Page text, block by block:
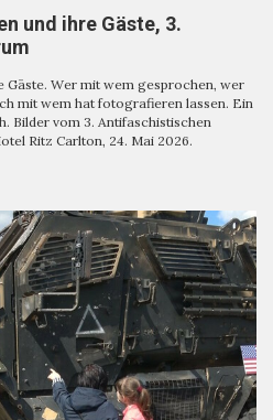
und ihre Gäste, 3.
Gäste. Wer mit wem gesprochen, wer
mit wem hat fotografieren lassen. Ein
Bilder vom 3. Antifaschistischen
Ritz Carlton, 24. Mai 2026.